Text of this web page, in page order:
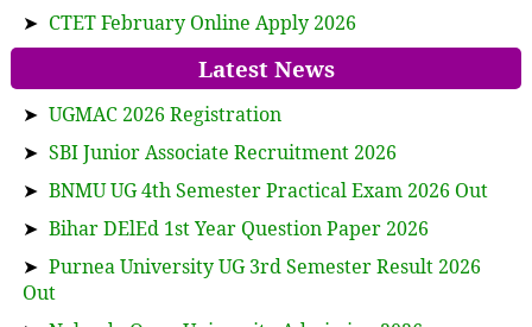
➤ CTET February Online Apply 2026
Latest News
➤ UGMAC 2026 Registration
➤ SBI Junior Associate Recruitment 2026
➤ BNMU UG 4th Semester Practical Exam 2026 Out
➤ Bihar DElEd 1st Year Question Paper 2026
➤ Purnea University UG 3rd Semester Result 2026
Out